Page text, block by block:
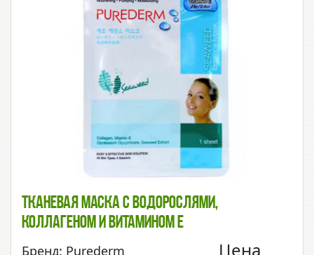
Тканевая Маска С Водорослями,
Коллагеном И Витамином Е
Бренд: Purederm
Цена